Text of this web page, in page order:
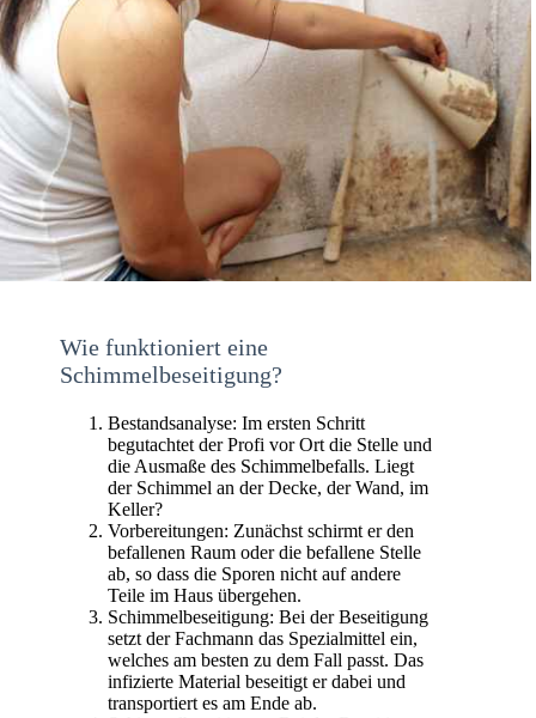
Wie funktioniert eine
Schimmelbeseitigung?
Bestandsanalyse: Im ersten Schritt
begutachtet der Profi vor Ort die Stelle und
die Ausmaße des Schimmelbefalls. Liegt
der Schimmel an der Decke, der Wand, im
Keller?
Vorbereitungen: Zunächst schirmt er den
befallenen Raum oder die befallene Stelle
ab, so dass die Sporen nicht auf andere
Teile im Haus übergehen.
Schimmelbeseitigung: Bei der Beseitigung
setzt der Fachmann das Spezialmittel ein,
welches am besten zu dem Fall passt. Das
infizierte Material beseitigt er dabei und
transportiert es am Ende ab.